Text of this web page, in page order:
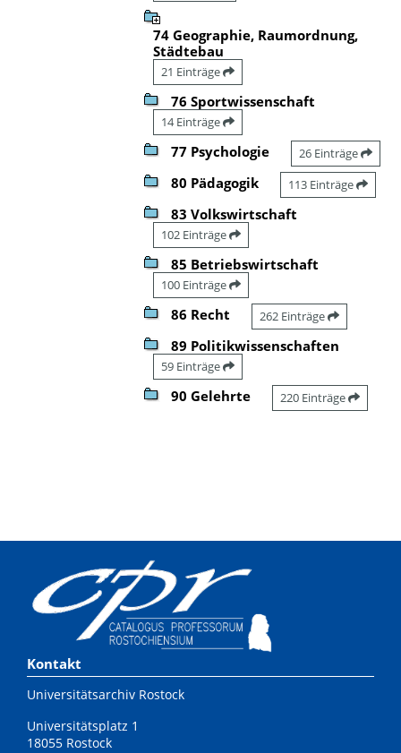
74 Geographie, Raumordnung,
Städtebau
21 Einträge
76 Sportwissenschaft
14 Einträge
77 Psychologie 26 Einträge
80 Pädagogik 113 Einträge
83 Volkswirtschaft
102 Einträge
85 Betriebswirtschaft
100 Einträge
86 Recht 262 Einträge
89 Politikwissenschaften
59 Einträge
90 Gelehrte 220 Einträge
Kontakt
Universitätsarchiv Rostock
Universitätsplatz 1
18055 Rostock